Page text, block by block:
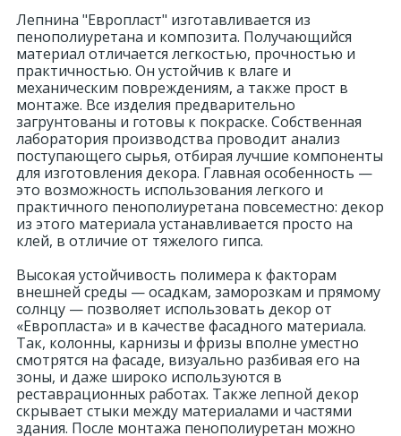
Лепнина "Европласт" изготавливается из
пенополиуретана и композита. Получающийся
материал отличается легкостью, прочностью и
практичностью. Он устойчив к влаге и
механическим повреждениям, а также прост в
монтаже. Все изделия предварительно
загрунтованы и готовы к покраске. Собственная
лаборатория производства проводит анализ
поступающего сырья, отбирая лучшие компоненты
для изготовления декора. Главная особенность —
это возможность использования легкого и
практичного пенополиуретана повсеместно: декор
из этого материала устанавливается просто на
клей, в отличие от тяжелого гипса.
Высокая устойчивость полимера к факторам
внешней среды — осадкам, заморозкам и прямому
солнцу — позволяет использовать декор от
«Европласта» и в качестве фасадного материала.
Так, колонны, карнизы и фризы вполне уместно
смотрятся на фасаде, визуально разбивая его на
зоны, и даже широко используются в
реставрационных работах. Также лепной декор
скрывает стыки между материалами и частями
здания. После монтажа пенополиуретан можно